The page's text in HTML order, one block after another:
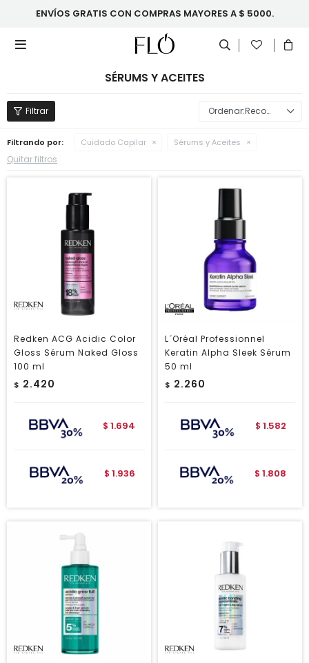
ENVÍOS GRATIS CON COMPRAS MAYORES A $ 5000.

SÉRUMS Y ACEITES
Recomendados
Filtrando por: Cuidado Capilar Sérums y Aceites
Quitar filtros
Redken ACG Acidic Color
Gloss Sérum Naked Gloss
100 ml
$ 2.420
$ 1.694
$ 1.936
L´Oréal Professionnel
Keratin Alpha Sleek Sérum
50 ml
$ 2.260
$ 1.582
$ 1.808